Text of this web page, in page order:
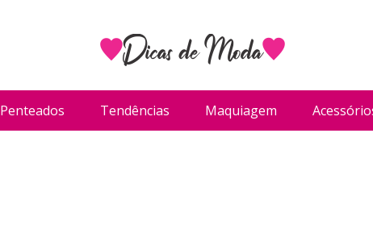
Penteados Tendências Maquiagem